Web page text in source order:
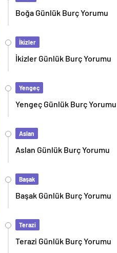
Boğa Günlük Burç Yorumu
İkizler
İkizler Günlük Burç Yorumu
Yengeç
Yengeç Günlük Burç Yorumu
Aslan
Aslan Günlük Burç Yorumu
Başak
Başak Günlük Burç Yorumu
Terazi
Terazi Günlük Burç Yorumu